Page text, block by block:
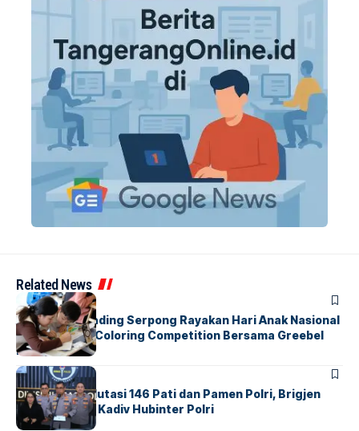
Related News
BERITAINDEX
Atria Hotel Gading Serpong Rayakan Hari Anak Nasional
Lewat Family Coloring Competition Bersama Greebel
Indonesia
BERITA
Mabes Polri Mutasi 146 Pati dan Pamen Polri, Brigjen
Untung Jabat Kadiv Hubinter Polri